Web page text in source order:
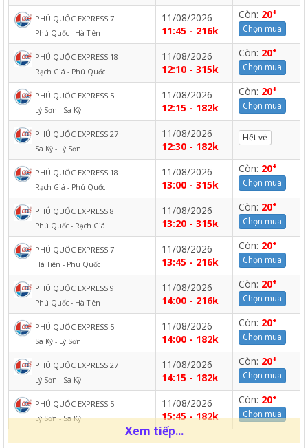
PHÚ QUỐC EXPRESS 7
Phú Quốc - Hà Tiên
11/08/2026
11:45 - 216k
Còn: 20+
Chọn mua
PHÚ QUỐC EXPRESS 18
Rạch Giá - Phú Quốc
11/08/2026
12:10 - 315k
Còn: 20+
Chọn mua
PHÚ QUỐC EXPRESS 5
Lý Sơn - Sa Kỳ
11/08/2026
12:15 - 182k
Còn: 20+
Chọn mua
PHÚ QUỐC EXPRESS 27
Sa Kỳ - Lý Sơn
11/08/2026
12:30 - 182k
Hết vé
PHÚ QUỐC EXPRESS 18
Rạch Giá - Phú Quốc
11/08/2026
13:00 - 315k
Còn: 20+
Chọn mua
PHÚ QUỐC EXPRESS 8
Phú Quốc - Rạch Giá
11/08/2026
13:20 - 315k
Còn: 20+
Chọn mua
PHÚ QUỐC EXPRESS 7
Hà Tiên - Phú Quốc
11/08/2026
13:45 - 216k
Còn: 20+
Chọn mua
PHÚ QUỐC EXPRESS 9
Phú Quốc - Hà Tiên
11/08/2026
14:00 - 216k
Còn: 20+
Chọn mua
PHÚ QUỐC EXPRESS 5
Sa Kỳ - Lý Sơn
11/08/2026
14:00 - 182k
Còn: 20+
Chọn mua
PHÚ QUỐC EXPRESS 27
Lý Sơn - Sa Kỳ
11/08/2026
14:15 - 182k
Còn: 20+
Chọn mua
PHÚ QUỐC EXPRESS 5
Lý Sơn - Sa Kỳ
11/08/2026
15:45 - 182k
Còn: 20+
Chọn mua
Xem tiếp...